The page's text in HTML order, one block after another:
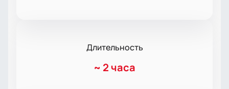
Длительность
~ 2 часа